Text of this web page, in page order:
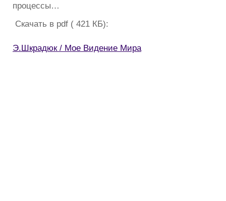
процессы…
Скачать в pdf ( 421 КБ):
Э.Шкрадюк / Мое Видение Мира